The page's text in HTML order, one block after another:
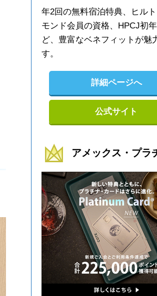
年2回の無料宿泊特典、ヒル
モンド会員の資格、HPCJ初
ど、豊富なベネフィットが魅
す。
詳細ページへ
公式サイト
アメックス・プラ